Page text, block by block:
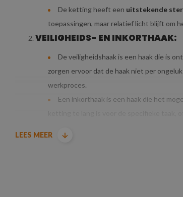
De ketting heeft een uitstekende
toepassingen, maar relatief licht blijft om
VEILIGHEIDS- EN INKORTHAAK:
De veiligheidshaak is een haak die is
zorgen ervoor dat de haak niet per
werkproces.
Een inkorthaak is een haak die het
DIAMETER & HIJSLAST VAN DE
LEES MEER